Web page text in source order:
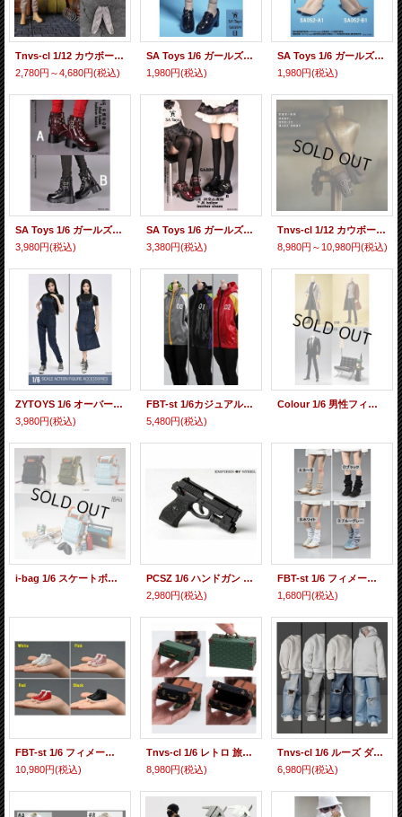
Tnvs-cl 1/12 カウボーイ デニムジャケット 裏起毛 ジャケット風 カーゴパンツ アクションフィギュア用 6種 *予約
2,780円～4,680円(税込)
SA Toys 1/6 ガールズ スクール レザー シューズ JK 女性フィギュア用 2種 SA054 *お取り寄せ
1,980円(税込)
SA Toys 1/6 ガールズ フットパーツ ハイヒールシェイプ & バレリーナフット 女性フィギュア用 4種 SA052 *お取り寄せ
1,980円(税込)
SA Toys 1/6 ガールズ カジュアル レザー ハーフブーツ 女性フィギュア用 2種 SA010 *お取り寄せ
3,980円(税込)
SA Toys 1/6 ガールズ カジュアル レザー シューズ JK 女性フィギュア用 2種 SA009 *お取り寄せ
3,380円(税込)
Tnvs-cl 1/12 カウボーイ アクセスセット アクションフィギュア用 3種 *予約
8,980円～10,980円(税込)
ZYTOYS 1/6 オーバーオール ジーンズ パンツ / スカート アクションフィギュア用 ZY5054 / ZY5055 *予約
3,980円(税込)
FBT-st 1/6カジュアル カラー ジャケット 女性アクションフィギュア用 3種 *予約
5,480円(税込)
Colour 1/6 男性フィギュア スリムボディ用 ロングコート スーツ アクセサリー セット Kamisoul 7種 *予約
i-bag 1/6 スケートボード バックパック セット i-b03 3種 *予約
PCSZ 1/6 ハンドガン CMD アクションフィギュア用 *予約
2,980円(税込)
FBT-st 1/6 フィメール ルーズ フットウォーマー ニット アンクル ソックス アクションフィギュア用 *お取り寄せ
1,680円(税込)
FBT-st 1/6 フィメール ブーツ スニーカー アクションフィギュア用 *予約
10,980円(税込)
Tnvs-cl 1/6 レトロ 旅行カバン バッグ スーツケース 2種 *予約
8,980円(税込)
Tnvs-cl 1/6 ルーズ ダメージ ジーンズ パンツ アクションフィギュア用 *予約
6,980円(税込)